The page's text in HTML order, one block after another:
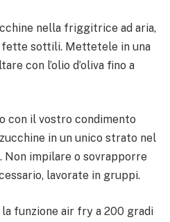
nella friggitrice ad aria,
fette sottili. Mettetele in una
con l’olio d’oliva fino a
con il vostro condimento
in un unico strato nel
impilare o sovrapporre
lavorate in gruppi.
funzione air fry a 200 gradi